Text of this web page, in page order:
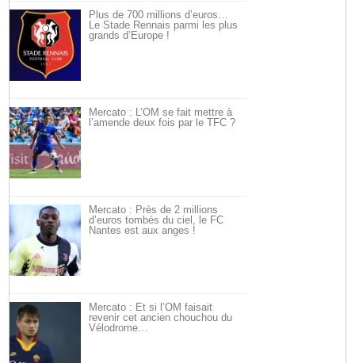
Plus de 700 millions d’euros…
Le Stade Rennais parmi les plus
grands d’Europe !
Mercato : L’OM se fait mettre à
l’amende deux fois par le TFC ?
Mercato : Près de 2 millions
d’euros tombés du ciel, le FC
Nantes est aux anges !
Mercato : Et si l’OM faisait
revenir cet ancien chouchou du
Vélodrome…